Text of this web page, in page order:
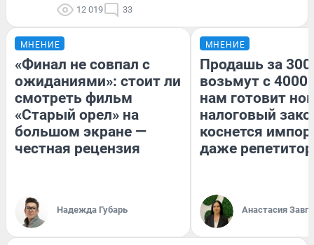
12 019 33
МНЕНИЕ
«Финал не совпал с
ожиданиями»: стоит ли
смотреть фильм
«Старый орел» на
большом экране —
честная рецензия
Надежда Губарь
МНЕНИЕ
Продашь за
возьмут с
нам готовит
налоговый
коснется
даже
Анастасия